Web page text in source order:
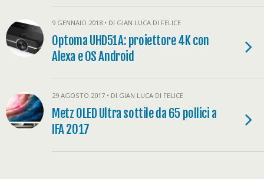
9 GENNAIO 2018 • DI GIAN LUCA DI FELICE
Optoma UHD51A: proiettore 4K con
Alexa e OS Android
29 AGOSTO 2017 • DI GIAN LUCA DI FELICE
Metz OLED Ultra sottile da 65 pollici a
IFA 2017